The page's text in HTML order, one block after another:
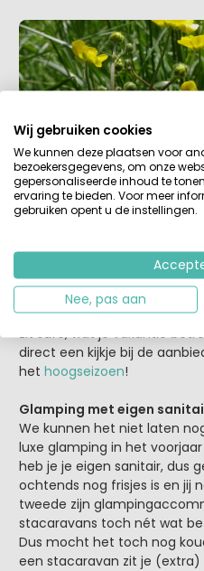
Coronaproof boeken
kosteloos wijzigen of
datum, als je nu een
voor voorjaar 2022. Dus
gooit corona op een andere
zit safe, wat je vakantie
direct een kijkje bij de
het hoogseizoen!
Glamping met eigen
We kunnen het niet laten
luxe glamping in het
heb je je eigen sanitair, dus
ochtends nog frisjes is en jij
tweede zijn
stacaravans toch nét wat
Dus mocht het toch nog
een stacaravan zit je (extra)
Wij gebruiken cookies
We kunnen deze plaatsen voor
bezoekersgegevens, om onze
gepersonaliseerde inhoud te
ervaring te bieden. Voor meer
gebruiken opent u de instellingen.
Nee, pas aan